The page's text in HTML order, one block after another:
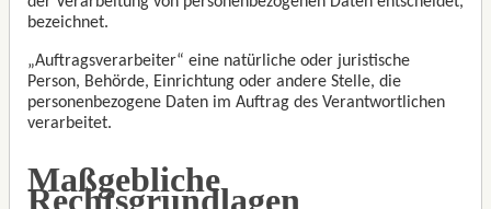
bezeichnet.
„Auftragsverarbeiter“ eine natürliche oder juristische
Person, Behörde, Einrichtung oder andere Stelle, die
personenbezogene Daten im Auftrag des Verantwortlichen
verarbeitet.
Maßgebliche
Rechtsgrundlagen